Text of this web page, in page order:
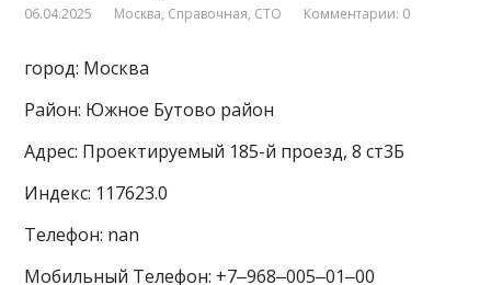
06.04.2025 Москва, Справочная, СТО Комментарии: 0
город: Москва
Район: Южное Бутово район
Адрес: Проектируемый 185-й проезд, 8 ст3Б
Индекс: 117623.0
Телефон: nan
Мобильный Телефон: +7‒968‒005‒01‒00